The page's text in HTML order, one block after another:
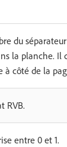
du
la planche.
à côté de la
RVB.
entre 0 et 1.